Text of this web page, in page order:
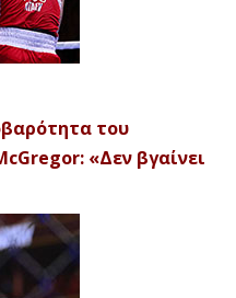
του
«Δεν βγαίνει